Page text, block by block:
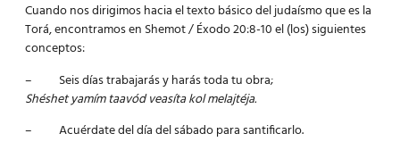
Cuando nos dirigimos hacia el texto básico del judaísmo que es la
Torá, encontramos en Shemot / Éxodo 20:8-10 el (los) siguientes
conceptos:
– Seis días trabajarás y harás toda tu obra;
Shéshet yamím taavód veasíta kol melajtéja.
– Acuérdate del día del sábado para santificarlo.